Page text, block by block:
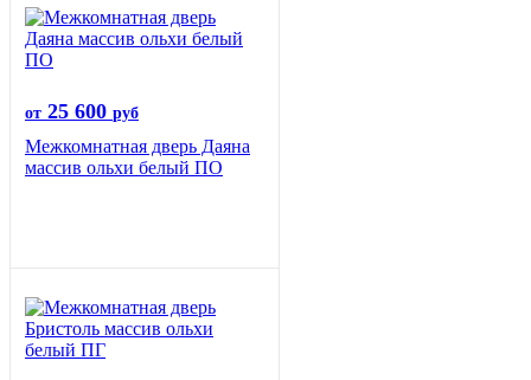
от 25 600 руб
Межкомнатная дверь Даяна
массив ольхи белый ПО